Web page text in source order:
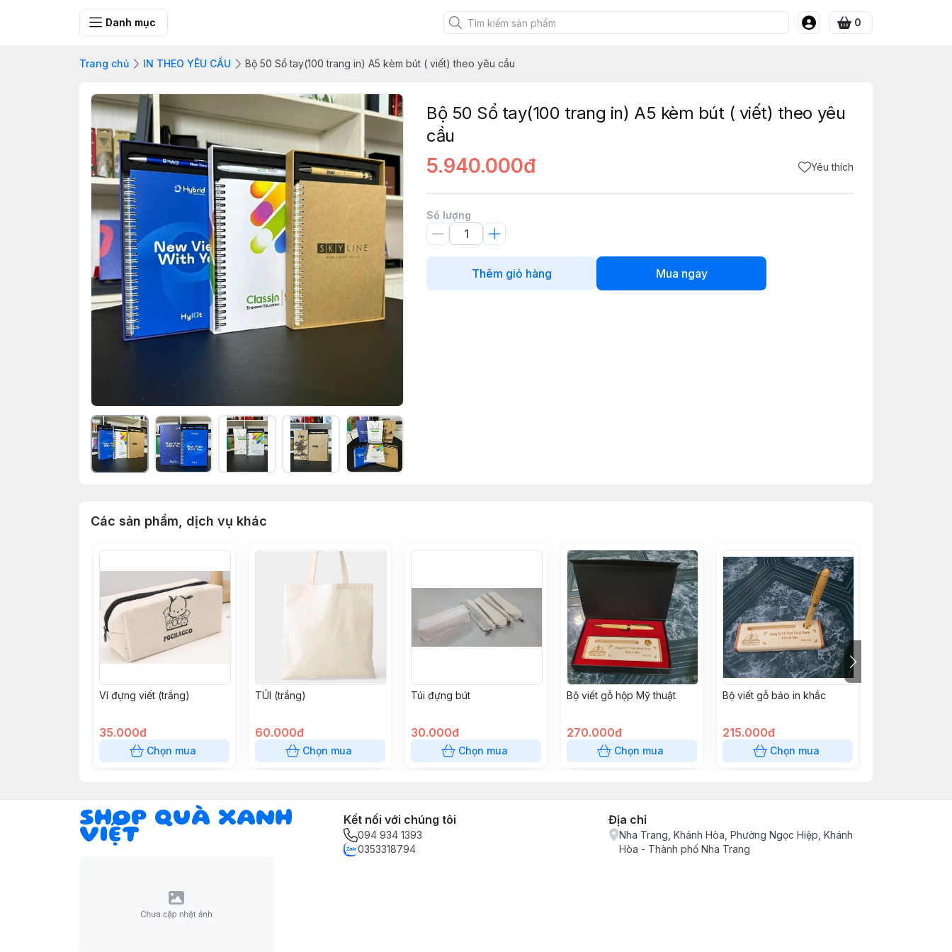
Danh mục 0
Trang chủ IN THEO YÊU CẦU Bộ 50 Sổ tay(100 trang in) A5 kèm bút ( viết) theo yêu cầu
Bộ 50 Sổ tay(100 trang in) A5 kèm bút ( viết) theo yêu
cầu
5.940.000đ Yêu thích
Số lượng
Thêm giỏ hàng Mua ngay
Các sản phẩm, dịch vụ khác
Ví đựng viết (trắng)
35.000đ
Chọn mua
TÚI (trắng)
60.000đ
Chọn mua
Túi đựng bút
30.000đ
Chọn mua
Bộ viết gỗ hộp Mỹ thuật
270.000đ
Chọn mua
Bộ viết gỗ bảo in khắc
215.000đ
Chọn mua
SHOP QUÀ XANH
VIỆT
Kết nối với chúng tôi
094 934 1393
0353318794
Địa chỉ
Nha Trang, Khánh Hòa, Phường Ngọc Hiệp, Khánh
Hòa - Thành phố Nha Trang